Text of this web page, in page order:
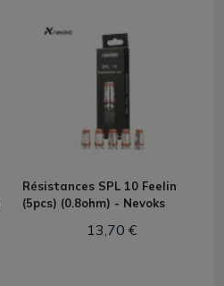
Résistances SPL 10 Feelin
(5pcs) (0.8ohm) - Nevoks
13,70 €